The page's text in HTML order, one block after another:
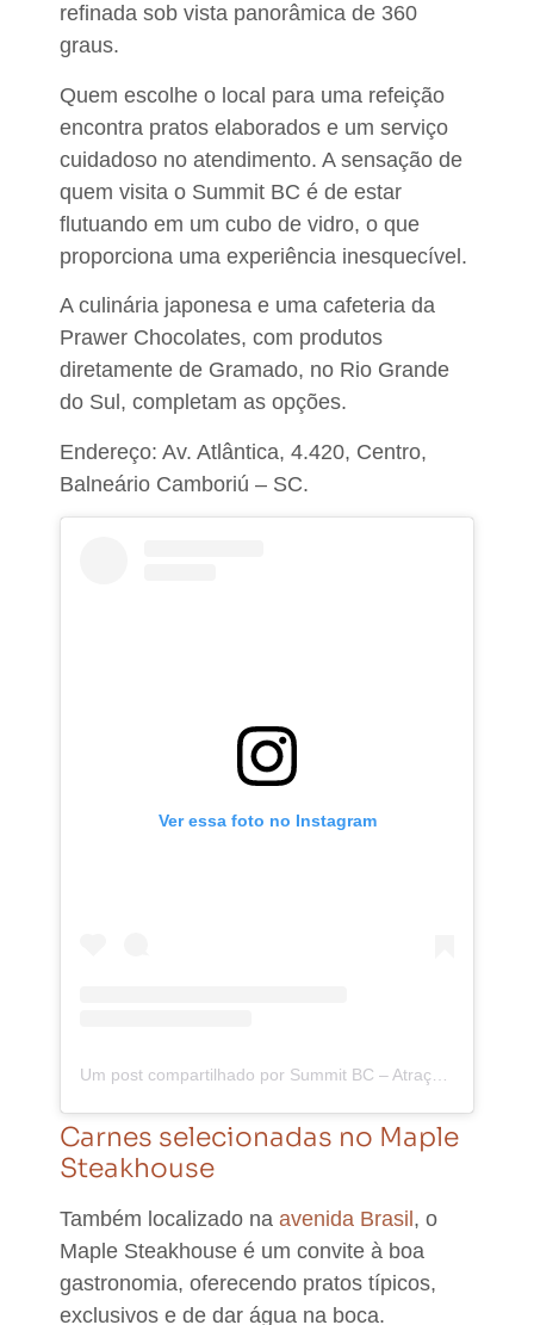
refinada sob vista panorâmica de 360
graus.
Quem escolhe o local para uma refeição
encontra pratos elaborados e um serviço
cuidadoso no atendimento. A sensação de
quem visita o Summit BC é de estar
flutuando em um cubo de vidro, o que
proporciona uma experiência inesquecível.
A culinária japonesa e uma cafeteria da
Prawer Chocolates, com produtos
diretamente de Gramado, no Rio Grande
do Sul, completam as opções.
Endereço: Av. Atlântica, 4.420, Centro,
Balneário Camboriú – SC.
Ver essa foto no Instagram
Um post compartilhado por Summit BC – Atração turística – Sushi – Café (@summitbalneario)
Carnes selecionadas no Maple
Steakhouse
Também localizado na avenida Brasil , o
Maple Steakhouse é um convite à boa
gastronomia, oferecendo pratos típicos,
exclusivos e de dar água na boca.